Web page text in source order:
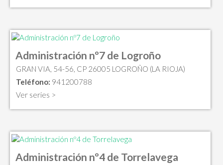
Administración nº7 de Logroño
GRAN VIA, 54-56, CP 26005 LOGROÑO (LA RIOJA)
Teléfono: 941200788
Ver series >
Administración nº4 de Torrelavega